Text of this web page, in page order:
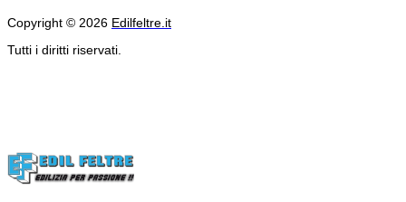
Copyright © 2026 Edilfeltre.it
Tutti i diritti riservati.